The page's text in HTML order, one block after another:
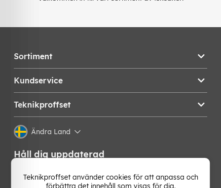
Sortiment
Kundservice
Teknikproffset
Ändra Land
Håll dig uppdaterad
Få de senaste nyheterna, hetaste erbjudandena och
bästa tipsen från oss direkt i din mejlkorg. Signa upp på
Teknikproffset använder cookies för att anpassa och
förbättra det innehåll som visas för dig.